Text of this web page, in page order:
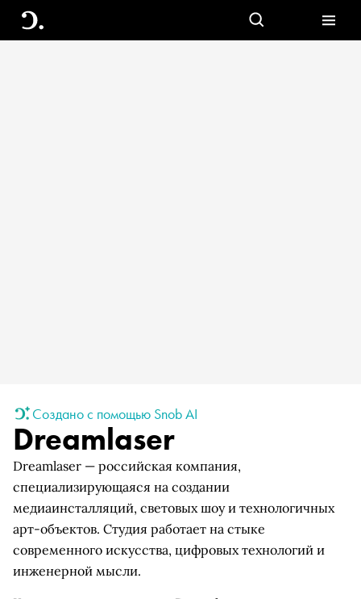
Создано с помощью Snob AI
Dreamlaser
Dreamlaser — российская компания,
специализирующаяся на создании
медиаинсталляций, световых шоу и технологичных
арт-объектов. Студия работает на стыке
современного искусства, цифровых технологий и
инженерной мысли.